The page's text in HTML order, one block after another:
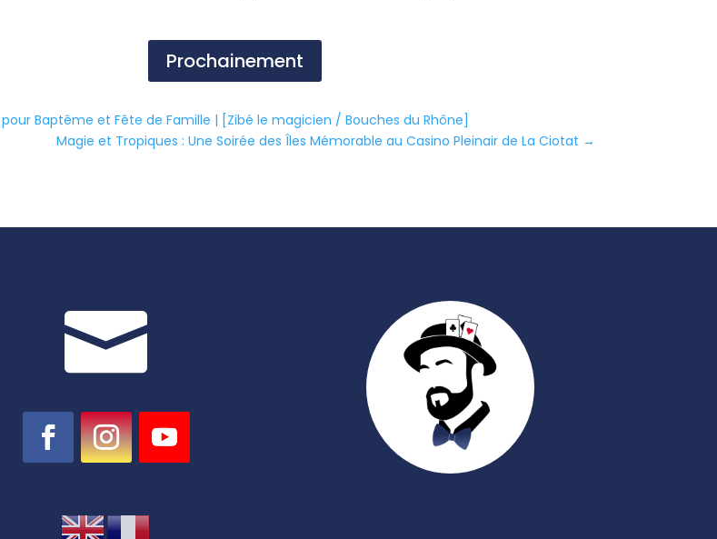
Prochainement
Baptême et Fête de Famille | [Zibé le magicien / Bouches du Rhône]
Magie et Tropiques : Une Soirée des Îles Mémorable au Casino Pleinair de La Ciotat →
